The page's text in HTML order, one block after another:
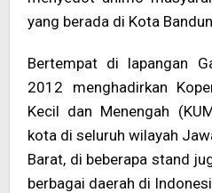
yang berada di Kota
Bertempat di lapangan
2012 menghadirkan
Kecil dan Menengah
kota di seluruh wilayah
Barat, di beberapa stand
berbagai daerah di